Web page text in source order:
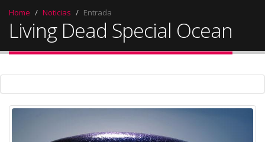
Home Noticias Entrada
Living Dead Special Ocean